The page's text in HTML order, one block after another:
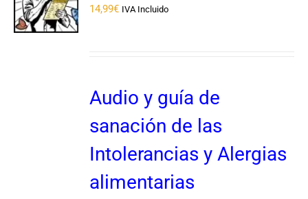
14,99€ IVA Incluido
Audio y guía de
sanación de las
Intolerancias y Alergias
alimentarias